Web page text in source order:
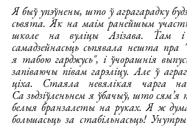
Я быў упэўнены, што ў аграгарадку
сьвята. Як на маім ранейшым
школе на вуліцы Азізава. Там і
самадзейнасьць сьпявала нешта пра
я табою гарджусь", і ўчорашнія
запіваючы півам гарэліцу. Але ў
ціха. Стаяла невялікая чарга на
Са зьдзіўленьнем я ўбачыў, што сям’я
белыя бранзалеты на руках. Я ж
большасьць за стабільнасьць!